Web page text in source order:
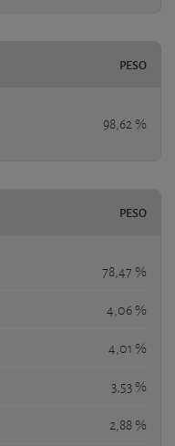
PESO
98,62 %
PESO
78,47 %
4,06 %
4,01 %
3,53 %
2,88 %